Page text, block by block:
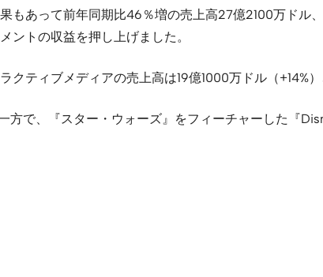
あって前年同期比46％増の売上高27億2100万ドル
ントの収益を押し上げました。
ティブメディアの売上高は19億1000万ドル（+14%
で、『スター・ウォーズ』をフィーチャーした『